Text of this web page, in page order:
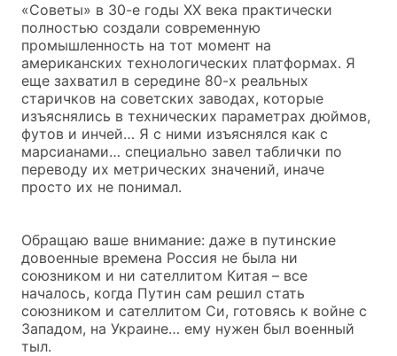
«Советы» в 30-е годы XX века практически
полностью создали современную
промышленность на тот момент на
американских технологических платформах. Я
еще захватил в середине 80-х реальных
старичков на советских заводах, которые
изъяснялись в технических параметрах дюймов,
футов и инчей… Я с ними изъяснялся как с
марсианами… специально завел таблички по
переводу их метрических значений, иначе
просто их не понимал.
Обращаю ваше внимание: даже в путинские
довоенные времена Россия не была ни
союзником и ни сателлитом Китая – все
началось, когда Путин сам решил стать
союзником и сателлитом Си, готовясь к войне с
Западом, на Украине… ему нужен был военный
тыл.